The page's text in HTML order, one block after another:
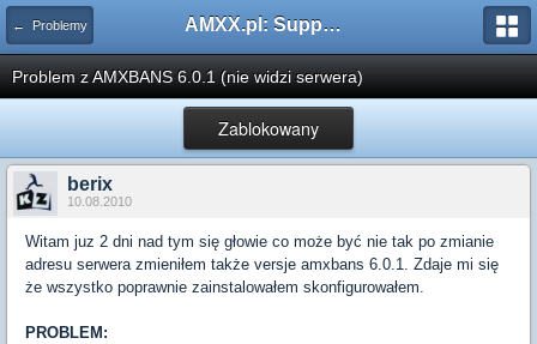
← Problemy AMXX.pl: Support AMX Mod X i SourceMod
Problem z AMXBANS 6.0.1 (nie widzi serwera)
Zablokowany
berix
10.08.2010
Witam juz 2 dni nad tym się głowie co może być nie tak po zmianie
adresu serwera zmieniłem także versje amxbans 6.0.1. Zdaje mi się
że wszystko poprawnie zainstalowałem skonfigurowałem.
PROBLEM: